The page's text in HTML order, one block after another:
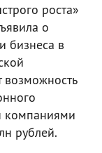
роста»
о
бизнеса в
возможность
компаниями
рублей.